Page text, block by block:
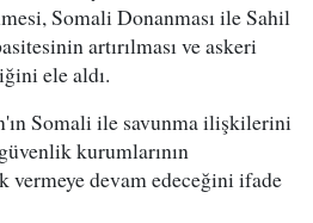
Somali Donanması ile Sahil
artırılması ve askeri
ele aldı.
Somali ile savunma ilişkilerini
kurumlarının
vermeye devam edeceğini ifade